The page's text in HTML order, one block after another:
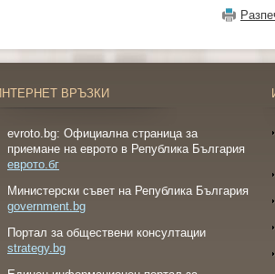
ВРЪЗКИ
evroto.bg: Официална страница за
приемане на еврото в Република България
еврото.бг
Министерски съвет на Република България
government.bg
Портал за обществени консултации
strategy.bg